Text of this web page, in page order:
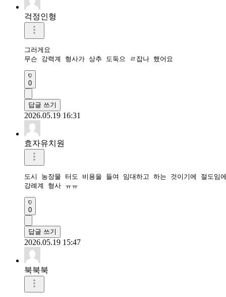
걱정인형
그러게요
무슨 강력계 형사가 상추 도둑으 ㄹ잡나 했어요
0
답글 쓰기
2026.05.19 16:31
효자유치원
도시 농장물 터도 비용을 들여 임대하고 하는 것이기에 절도임
강례계 형사 ㅠㅠ
0
답글 쓰기
2026.05.19 15:47
북북북